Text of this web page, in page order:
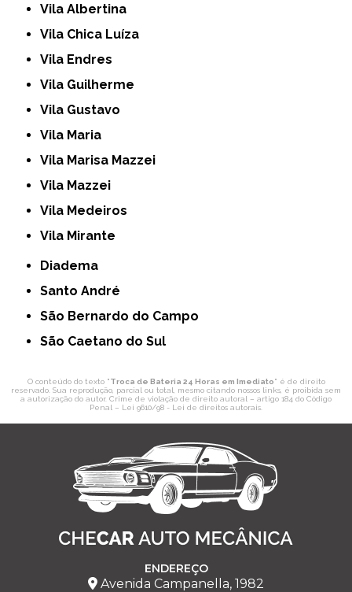
Vila Albertina
Vila Chica Luíza
Vila Endres
Vila Guilherme
Vila Gustavo
Vila Maria
Vila Marisa Mazzei
Vila Mazzei
Vila Medeiros
Vila Mirante
Diadema
Santo André
São Bernardo do Campo
São Caetano do Sul
O conteúdo do texto "Troca de Bateria 24 Horas em Imediato" é de direito
reservado. Sua reprodução, parcial ou total, mesmo citando nossos links, é proibida sem
a autorização do autor. Crime de violação de direito autoral – artigo 184 do Código
Penal – Lei 9610/98 - Lei de direitos autorais
ENDEREÇO
Avenida Campanella, 1982